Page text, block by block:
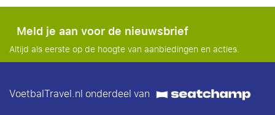
Meld je aan voor de nieuwsbrief
Altijd als eerste op de hoogte van aanbiedingen en acties.
VoetbalTravel.nl onderdeel van